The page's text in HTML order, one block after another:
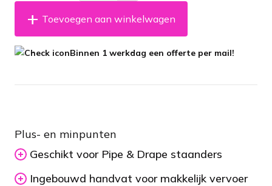
Toevoegen aan winkelwagen
Binnen 1 werkdag een offerte per mail!
Plus- en minpunten
Geschikt voor Pipe & Drape staanders
Ingebouwd handvat voor makkelijk vervoer